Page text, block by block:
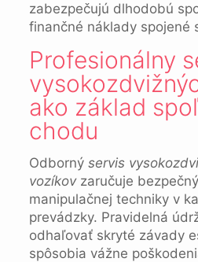
zabezpečujú dlhodobú
finančné náklady spojené
Profesionálny
ako základ
chodu
Odborný servis
vozíkov zaručuje
manipulačnej techniky v
prevádzky. Pravidelná
odhaľovať skryté závady
spôsobia vážne